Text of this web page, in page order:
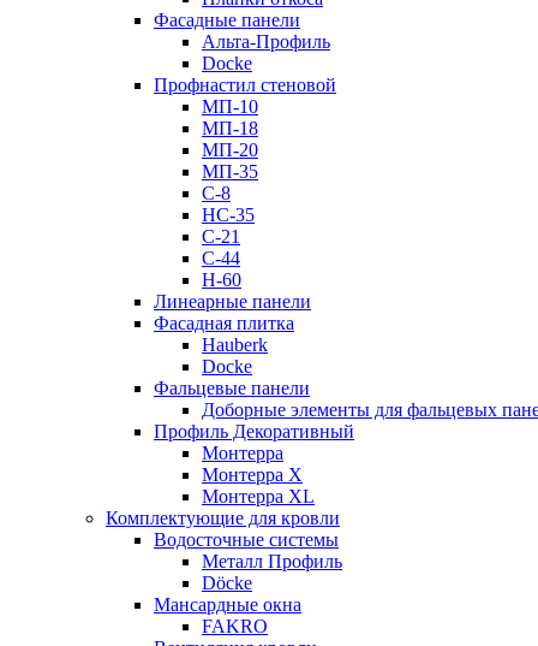
Фасадные панели
Альта-Профиль
Docke
Профнастил стеновой
МП-10
МП-18
МП-20
МП-35
С-8
НС-35
С-21
С-44
Н-60
Линеарные панели
Фасадная плитка
Hauberk
Docke
Фальцевые панели
Доборные элементы для фальцевых
Профиль Декоративный
Монтерра
Монтерра X
Монтерра XL
Комплектующие для кровли
Водосточные системы
Металл Профиль
Döcke
Мансардные окна
FAKRO